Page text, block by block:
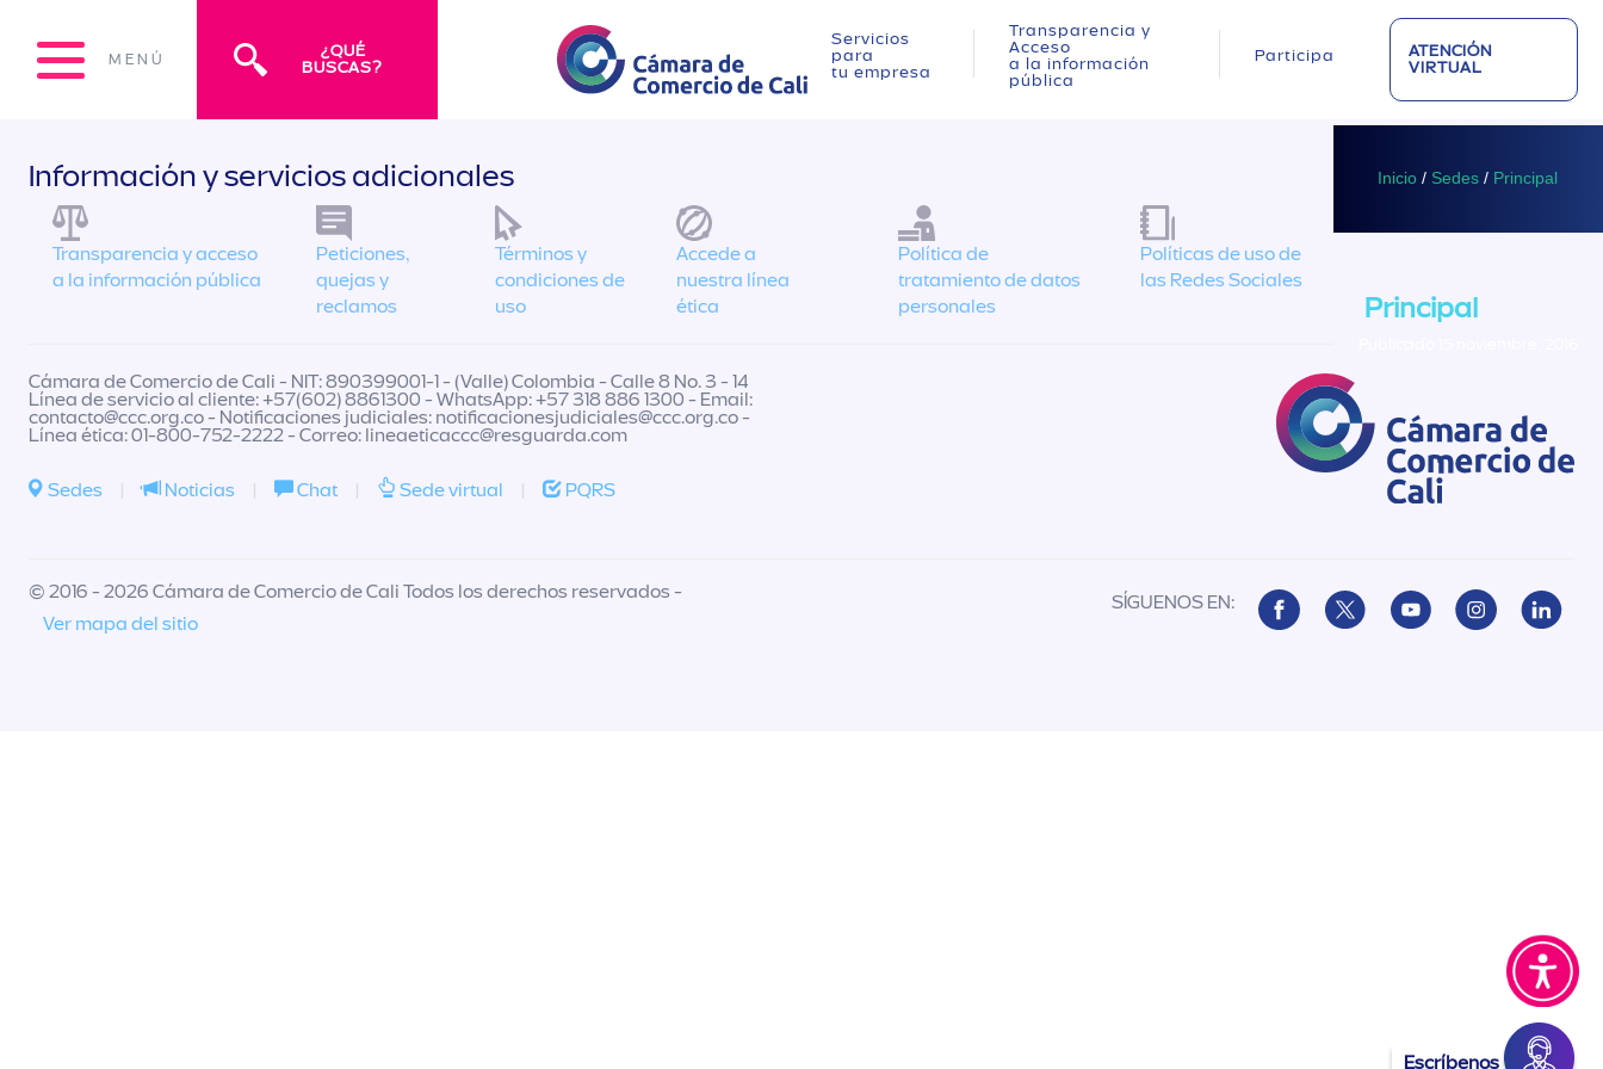
MENÚ
¿QUÉ
BUSCAS?
Servicios
para
tu empresa
Transparencia y
Acceso
a la información
pública
Participa
ATENCIÓN
VIRTUAL
Inicio / Sedes / Principal
Principal
Escríbenos
Información y servicios adicionales
Transparencia y acceso
a la información pública
Peticiones,
quejas y
reclamos
Términos y
condiciones de
uso
Accede a
nuestra línea
ética
Política de
tratamiento de datos
personales
Políticas de uso de
las Redes Sociales
Cámara de Comercio de Cali - NIT: 890399001-1 - (Valle) Colombia - Calle 8 No. 3 - 14
Línea de servicio al cliente: +57(602) 8861300 - WhatsApp: +57 318 886 1300 - Email:
contacto@ccc.org.co- Notificaciones judiciales: notificacionesjudiciales@ccc.org.co-
Línea ética: 01-800-752-2222 - Correo: lineaeticaccc@resguarda.com
Sedes | Noticias | Chat | Sede virtual | PQRS
© 2016 - 2026 Cámara de Comercio de Cali Todos los derechos reservados -
Ver mapa del sitio
SÍGUENOS EN: